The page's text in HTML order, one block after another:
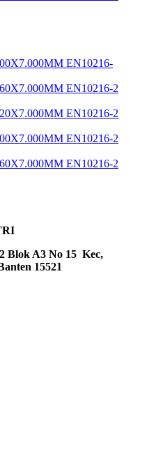
EN10216-
EN10216-2
EN10216-2
EN10216-2
EN10216-2
Blok A3 No 15 Kec,
15521